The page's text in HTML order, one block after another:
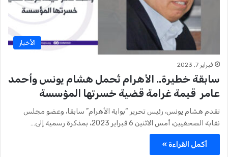
الأخبار
فبراير 7, 2023
سابقة خطيرة.. الأهرام تُحمل هشام يونس وأحمد
عامر قيمة غرامة قضية خسرتها المؤسسة
تقدم هشام يونس، رئيس تحرير “بوابة الأهرام” سابقا، وعضو مجلس
نقابة الصحفيين، أمس الاثنين 6 فبراير 2023، بمذكرة رسمية إلى…
أكمل القراءة »